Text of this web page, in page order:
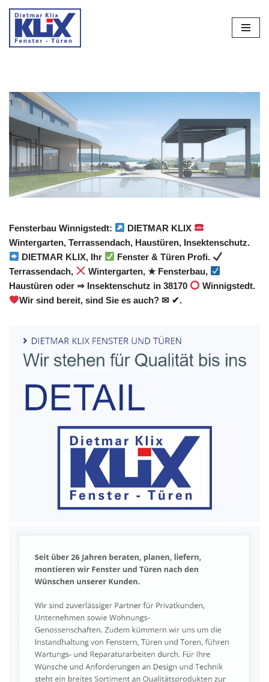
Zum
Inhalt
Fensterbau Winnigstedt:
DIETMAR KLIX
Wintergarten, Terrassendach, Haustüren, Insektenschutz.
DIETMAR KLIX, Ihr
Fenster & Türen Profi.
Terrassendach,
Wintergarten, ★ Fensterbau,
Haustüren oder ⇒ Insektenschutz in 38170
Winnigstedt.
Wir sind bereit, sind Sie es auch? ✉ ✔.